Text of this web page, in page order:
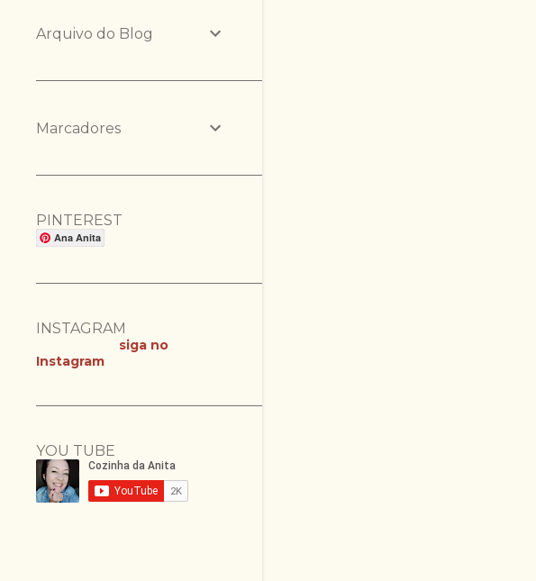
Arquivo do Blog
Marcadores
PINTEREST
Ana Anita
INSTAGRAM
siga no
Instagram
YOU TUBE